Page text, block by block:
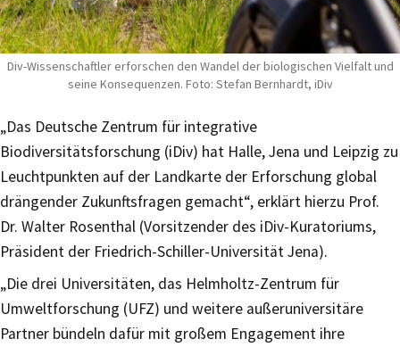
Div-Wissenschaftler erforschen den Wandel der biologischen Vielfalt und
seine Konsequenzen. Foto: Stefan Bernhardt, iDiv
„Das Deutsche Zentrum für integrative
Biodiversitätsforschung (iDiv) hat Halle, Jena und Leipzig zu
Leuchtpunkten auf der Landkarte der Erforschung global
drängender Zukunftsfragen gemacht“, erklärt hierzu Prof.
Dr. Walter Rosenthal (Vorsitzender des iDiv-Kuratoriums,
Präsident der Friedrich-Schiller-Universität Jena).
„Die drei Universitäten, das Helmholtz-Zentrum für
Umweltforschung (UFZ) und weitere außeruniversitäre
Partner bündeln dafür mit großem Engagement ihre